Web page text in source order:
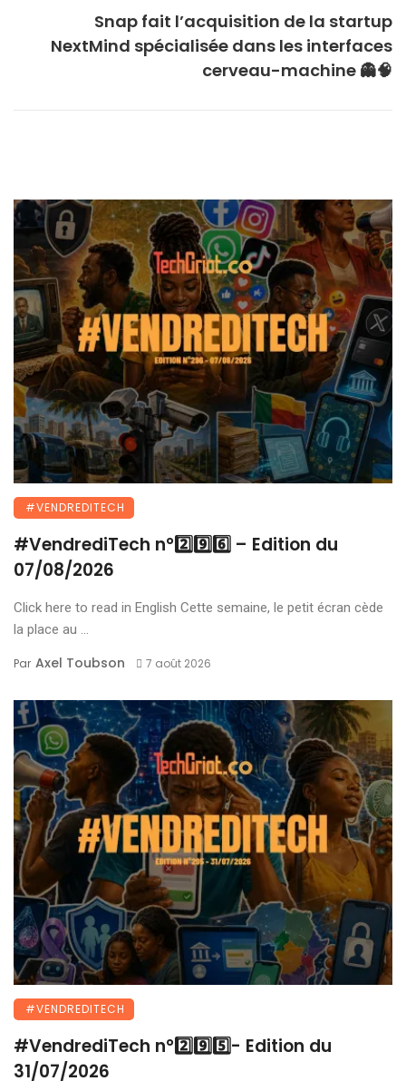
Snap fait l’acquisition de la startup
NextMind spécialisée dans les interfaces
cerveau-machine 👻🧠
#VENDREDITECH
#VendrediTech n°2️⃣9️⃣6️⃣ – Edition du
07/08/2026
Click here to read in English Cette semaine, le petit écran cède
la place au ...
Par Axel Toubson 7 août 2026
#VENDREDITECH
#VendrediTech n°2️⃣9️⃣5️⃣- Edition du
31/07/2026